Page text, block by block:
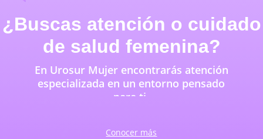
¿Buscas atención o cuidado
de salud femenina?
En Urosur Mujer encontrarás atención
especializada en un entorno pensado
para ti.
Conocer más